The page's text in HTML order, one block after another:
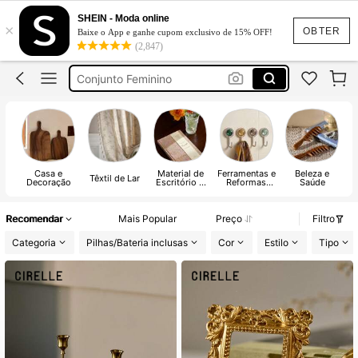
OBTER
×
SHEIN - Moda online
Baixe o App e ganhe cupom exclusivo de 15% OFF!
(2,847)
Calça Jeans Feminina
Vestido Feminino
Conjunto Feminino
Calça Jeans Feminina
Vestido Feminino
Casa e
Decoração Têxtil de Lar Material de
Escritório &
Ferramentas e
Reformas
Beleza e
Saúde
Recomendar Mais Popular Preço
Filtro
Categoria
Pilhas/Bateria inclusas Cor Estilo Tipo